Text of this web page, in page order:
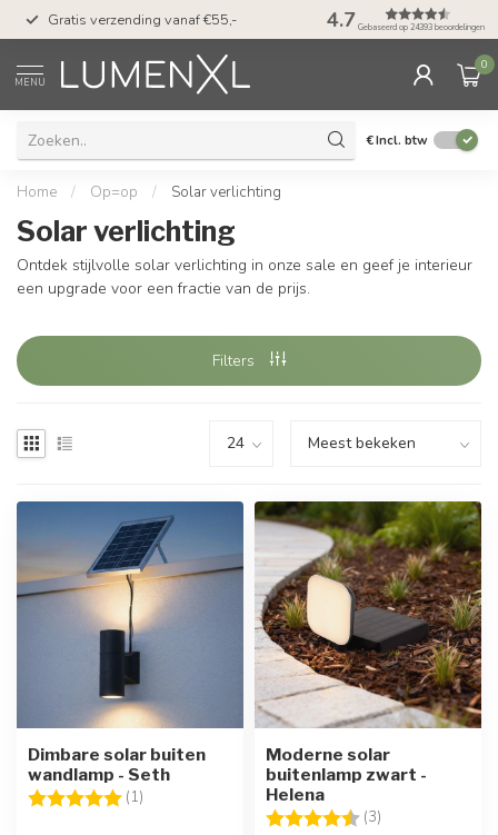
Gratis verzending vanaf €55,- 50 dagen
met Klarna
4.7 Gebaseerd op 24393 beoordelingen
MENU
0
€Incl. btw
Home / Op=op / Solar verlichting
Solar verlichting
Ontdek stijlvolle solar verlichting in onze sale en geef je interieur
een upgrade voor een fractie van de prijs.
Filters
Dimbare solar buiten
wandlamp - Seth
Beoordeling: (1)
Moderne solar
buitenlamp zwart -
Helena
Beoordeling: (3)